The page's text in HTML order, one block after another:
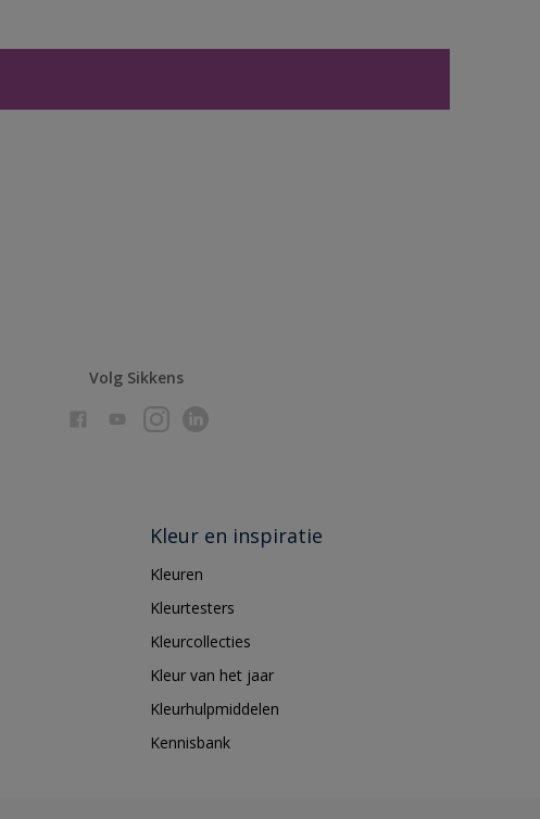
Volg Sikkens
Kleur en inspiratie
Kleuren
Kleurtesters
Kleurcollecties
Kleur van het jaar
Kleurhulpmiddelen
Kennisbank